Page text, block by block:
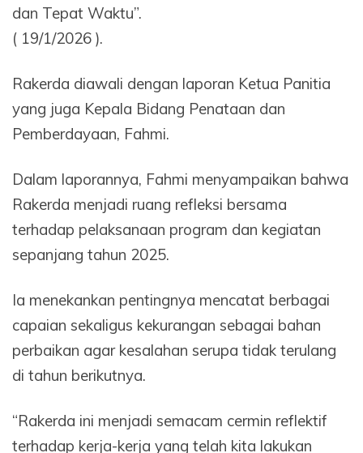
dan Tepat Waktu”.
( 19/1/2026 ).
Rakerda diawali dengan laporan Ketua Panitia
yang juga Kepala Bidang Penataan dan
Pemberdayaan, Fahmi.
Dalam laporannya, Fahmi menyampaikan bahwa
Rakerda menjadi ruang refleksi bersama
terhadap pelaksanaan program dan kegiatan
sepanjang tahun 2025.
Ia menekankan pentingnya mencatat berbagai
capaian sekaligus kekurangan sebagai bahan
perbaikan agar kesalahan serupa tidak terulang
di tahun berikutnya.
“Rakerda ini menjadi semacam cermin reflektif
terhadap kerja-kerja yang telah kita lakukan